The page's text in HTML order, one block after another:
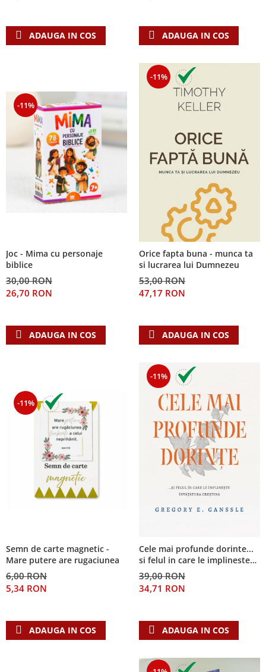
ADAUGA IN COS ADAUGA IN COS
-11%
Joc - Mima cu personaje
biblice
30,00 RON
26,70 RON
ADAUGA IN COS
-11%
Orice fapta buna - munca ta
si lucrarea lui Dumnezeu
53,00 RON
47,17 RON
ADAUGA IN COS
-11%
Semn de carte magnetic -
Mare putere are rugaciunea
6,00 RON
5,34 RON
ADAUGA IN COS
-11%
Cele mai profunde dorinte...
si felul in care le implineste
invatatura crestina
39,00 RON
34,71 RON
ADAUGA IN COS